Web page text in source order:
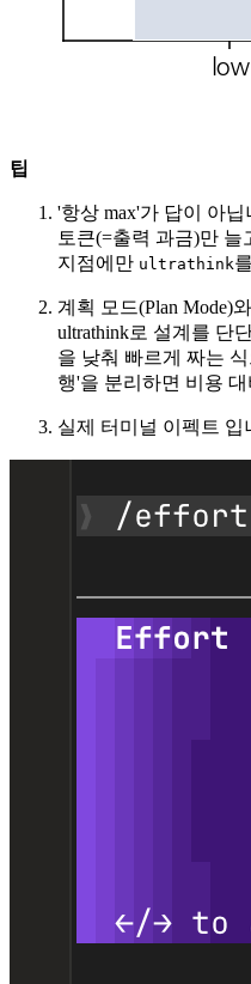
팁
'항상 max'가 답이 아
토큰(=출력 과금)만
지점에만 ultrathink
계획 모드(Plan Mode)
ultrathink로 설계를 단
을 낮춰 빠르게 짜는
행'을 분리하면 비용
실제 터미널 이펙트 입